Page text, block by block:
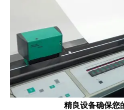
精良设备确保您